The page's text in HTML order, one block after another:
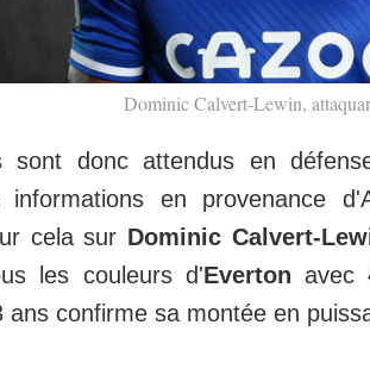
Dominic Calvert-Lewin,
sont donc attendus en
informations en provenance
cela sur Dominic Calvert-
les couleurs d'Everton avec
ans confirme sa montée en